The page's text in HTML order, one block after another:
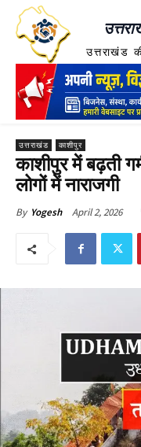
उत्तराखंड
उत्तराखंड काशीपुर
काशीपुर में बढ़ती
लोगों में नाराजगी
By Yogesh April 2, 2026